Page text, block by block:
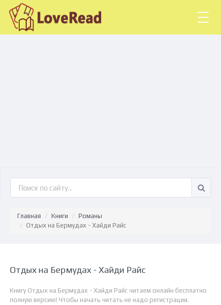
Главная Книги
Романы
Отдых на Бермудах - Хайди Райс
Отдых на Бермудах - Хайди Райс
Книгу Отдых на Бермудах - Хайди Райс читаем онлайн бесплатно
полную версию! Чтобы начать читать не надо регистрации.